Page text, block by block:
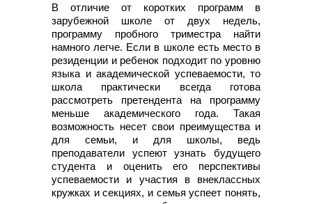
В отличие от коротких программ в
зарубежной школе от двух недель,
программу пробного триместра найти
намного легче. Если в школе есть место в
резиденции и ребенок подходит по уровню
языка и академической успеваемости, то
школа практически всегда готова
рассмотреть претендента на программу
меньше академического года. Такая
возможность несет свои преимущества и
для семьи, и для школы, ведь
преподаватели успеют узнать будущего
студента и оценить его перспективы
успеваемости и участия в внеклассных
кружках и секциях, и семья успеет понять,